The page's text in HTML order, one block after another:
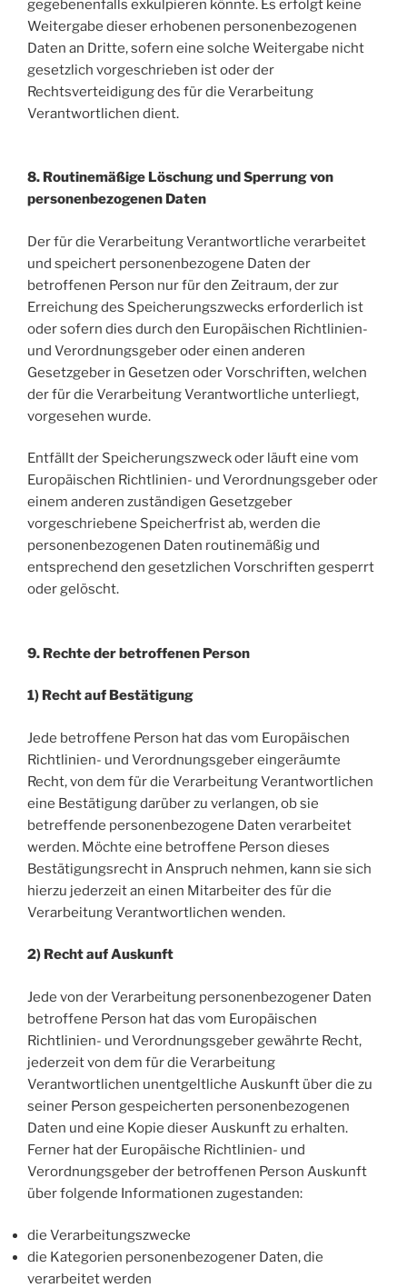
gegebenenfalls exkulpieren könnte. Es erfolgt keine
Weitergabe dieser erhobenen personenbezogenen
Daten an Dritte, sofern eine solche Weitergabe nicht
gesetzlich vorgeschrieben ist oder der
Rechtsverteidigung des für die Verarbeitung
Verantwortlichen dient.
8. Routinemäßige Löschung und Sperrung von
personenbezogenen Daten
Der für die Verarbeitung Verantwortliche verarbeitet
und speichert personenbezogene Daten der
betroffenen Person nur für den Zeitraum, der zur
Erreichung des Speicherungszwecks erforderlich ist
oder sofern dies durch den Europäischen Richtlinien-
und Verordnungsgeber oder einen anderen
Gesetzgeber in Gesetzen oder Vorschriften, welchen
der für die Verarbeitung Verantwortliche unterliegt,
vorgesehen wurde.
Entfällt der Speicherungszweck oder läuft eine vom
Europäischen Richtlinien- und Verordnungsgeber oder
einem anderen zuständigen Gesetzgeber
vorgeschriebene Speicherfrist ab, werden die
personenbezogenen Daten routinemäßig und
entsprechend den gesetzlichen Vorschriften gesperrt
oder gelöscht.
9. Rechte der betroffenen Person
1) Recht auf Bestätigung
Jede betroffene Person hat das vom Europäischen
Richtlinien- und Verordnungsgeber eingeräumte
Recht, von dem für die Verarbeitung Verantwortlichen
eine Bestätigung darüber zu verlangen, ob sie
betreffende personenbezogene Daten verarbeitet
werden. Möchte eine betroffene Person dieses
Bestätigungsrecht in Anspruch nehmen, kann sie sich
hierzu jederzeit an einen Mitarbeiter des für die
Verarbeitung Verantwortlichen wenden.
2) Recht auf Auskunft
Jede von der Verarbeitung personenbezogener Daten
betroffene Person hat das vom Europäischen
Richtlinien- und Verordnungsgeber gewährte Recht,
jederzeit von dem für die Verarbeitung
Verantwortlichen unentgeltliche Auskunft über die zu
seiner Person gespeicherten personenbezogenen
Daten und eine Kopie dieser Auskunft zu erhalten.
Ferner hat der Europäische Richtlinien- und
Verordnungsgeber der betroffenen Person Auskunft
über folgende Informationen zugestanden:
die Verarbeitungszwecke
die Kategorien personenbezogener Daten, die
verarbeitet werden